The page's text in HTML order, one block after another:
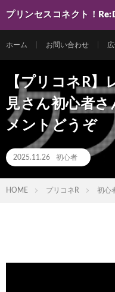
プリンセスコネクト！
ホーム お問い合わせ
【プリコネR】
見さん初心者さ
メントどうぞ
2025.11.26 初心者
HOME プリコネR 初心